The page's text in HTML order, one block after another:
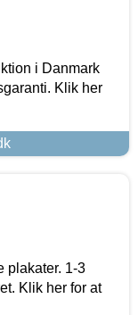
i Danmark
Klik her
plakater. 1-3
Klik her for at